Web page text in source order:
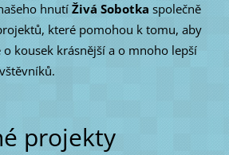
hnutí Živá Sobotka společně
které pomohou k tomu, aby
o kousek krásnější a o mnoho lepší
projekty